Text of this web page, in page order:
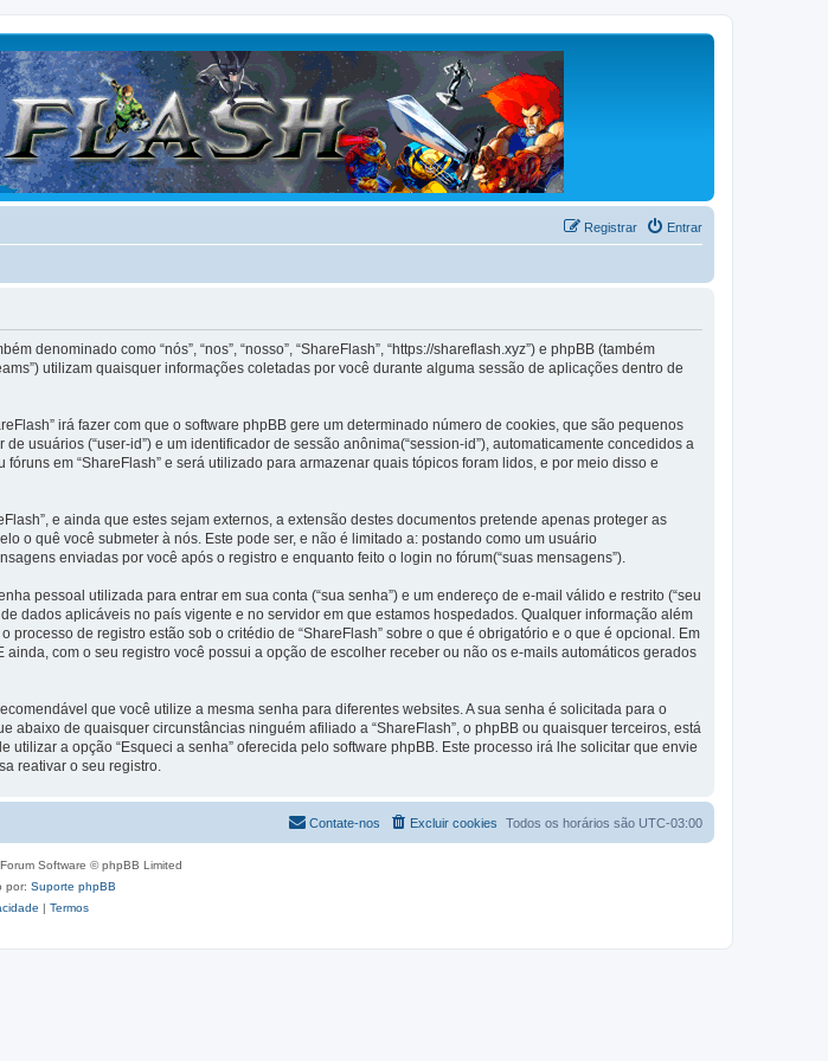
Entrar
Registrar
denominado como “nós”, “nos”, “nosso”, “ShareFlash”, “https://shareflash.xyz”) e phpBB (também
utilizam quaisquer informações coletadas por você durante alguma sessão de aplicações dentro de
irá fazer com que o software phpBB gere um determinado número de cookies, que são pequenos
usuários (“user-id”) e um identificador de sessão anônima(“session-id”), automaticamente concedidos a
em “ShareFlash” e será utilizado para armazenar quais tópicos foram lidos, e por meio disso e
e ainda que estes sejam externos, a extensão destes documentos pretende apenas proteger as
o quê você submeter à nós. Este pode ser, e não é limitado a: postando como um usuário
enviadas por você após o registro e enquanto feito o login no fórum(“suas mensagens”).
pessoal utilizada para entrar em sua conta (“sua senha”) e um endereço de e-mail válido e restrito (“seu
dados aplicáveis no país vigente e no servidor em que estamos hospedados. Qualquer informação além
de registro estão sob o critédio de “ShareFlash” sobre o que é obrigatório e o que é opcional. Em
com o seu registro você possui a opção de escolher receber ou não os e-mails automáticos gerados
que você utilize a mesma senha para diferentes websites. A sua senha é solicitada para o
abaixo de quaisquer circunstâncias ninguém afiliado a “ShareFlash”, o phpBB ou quaisquer terceiros, está
a opção “Esqueci a senha” oferecida pelo software phpBB. Este processo irá lhe solicitar que envie
reativar o seu registro.
Todos os horários são UTC-03:00
Excluir cookies
Contate-nos
Software © phpBB Limited
por: Suporte phpBB
| Termos